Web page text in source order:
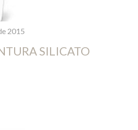
2015
SILICATO